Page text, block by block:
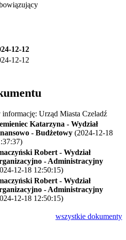
12-12
12-12
Urząd Miasta Czeladź
Katarzyna - Wydział
- Budżetowy (2024-12-18
Robert - Wydział
- Administracyjny
12-18 12:50:15)
Robert - Wydział
- Administracyjny
12-18 12:50:15)
wszystkie dokumenty